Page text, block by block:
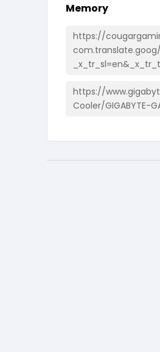
Memory
https://
https://
Cooler/GIGABYTE-